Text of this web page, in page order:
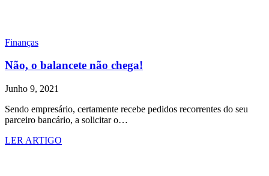
Finanças
Não, o balancete não chega!
Junho 9, 2021
Sendo empresário, certamente recebe pedidos recorrentes do seu
parceiro bancário, a solicitar o…
LER ARTIGO